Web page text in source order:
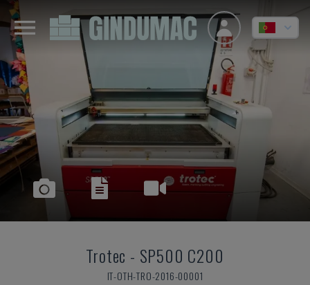
Trotec - SP500 C200
IT-OTH-TRO-2016-00001